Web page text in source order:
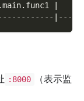
|
:8000
（表示监